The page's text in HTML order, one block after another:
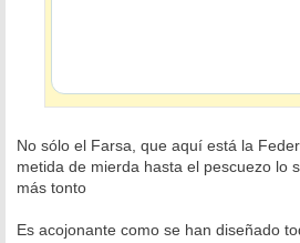
No sólo el Farsa, que aquí está la
metida de mierda hasta el pescuezo lo
más tonto
Es acojonante como se han diseñado